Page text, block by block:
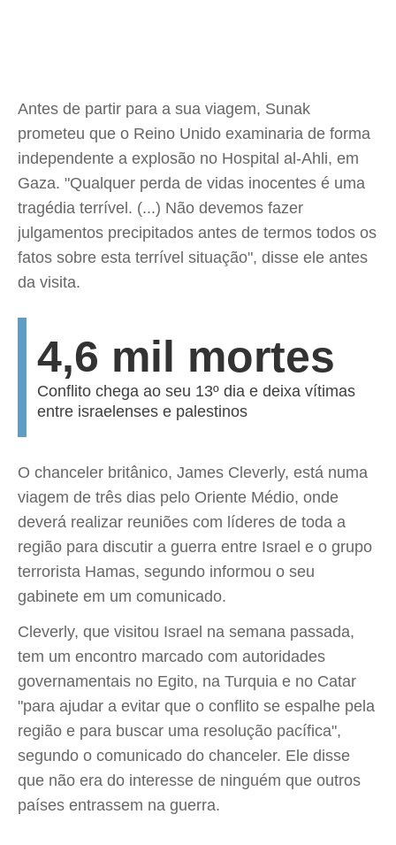
Antes de partir para a sua viagem, Sunak
prometeu que o Reino Unido examinaria de forma
independente a explosão no Hospital al-Ahli, em
Gaza. "Qualquer perda de vidas inocentes é uma
tragédia terrível. (...) Não devemos fazer
julgamentos precipitados antes de termos todos os
fatos sobre esta terrível situação", disse ele antes
da visita.
4,6 mil mortes
Conflito chega ao seu 13º dia e deixa vítimas
entre israelenses e palestinos
O chanceler britânico, James Cleverly, está numa
viagem de três dias pelo Oriente Médio, onde
deverá realizar reuniões com líderes de toda a
região para discutir a guerra entre Israel e o grupo
terrorista Hamas, segundo informou o seu
gabinete em um comunicado.
Cleverly, que visitou Israel na semana passada,
tem um encontro marcado com autoridades
governamentais no Egito, na Turquia e no Catar
"para ajudar a evitar que o conflito se espalhe pela
região e para buscar uma resolução pacífica",
segundo o comunicado do chanceler. Ele disse
que não era do interesse de ninguém que outros
países entrassem na guerra.